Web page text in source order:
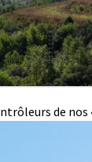
de nos